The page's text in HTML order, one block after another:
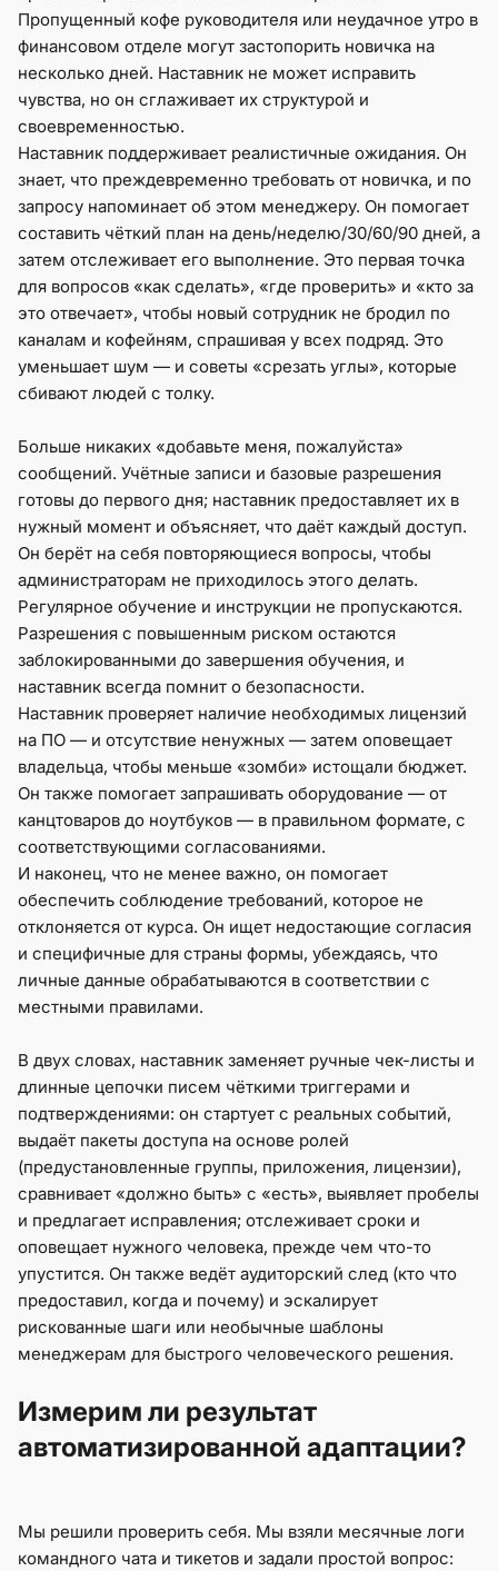
Пропущенный кофе руководителя или неудачное утро в
финансовом отделе могут застопорить новичка на
несколько дней. Наставник не может исправить
чувства, но он сглаживает их структурой и
своевременностью.
Наставник поддерживает реалистичные ожидания. Он
знает, что преждевременно требовать от новичка, и по
запросу напоминает об этом менеджеру. Он помогает
составить чёткий план на день/неделю/30/60/90 дней, а
затем отслеживает его выполнение. Это первая точка
для вопросов «как сделать», «где проверить» и «кто за
это отвечает», чтобы новый сотрудник не бродил по
каналам и кофейням, спрашивая у всех подряд. Это
уменьшает шум — и советы «срезать углы», которые
сбивают людей с толку.
Больше никаких «добавьте меня, пожалуйста»
сообщений. Учётные записи и базовые разрешения
готовы до первого дня; наставник предоставляет их в
нужный момент и объясняет, что даёт каждый доступ.
Он берёт на себя повторяющиеся вопросы, чтобы
администраторам не приходилось этого делать.
Регулярное обучение и инструкции не пропускаются.
Разрешения с повышенным риском остаются
заблокированными до завершения обучения, и
наставник всегда помнит о безопасности.
Наставник проверяет наличие необходимых лицензий
на ПО — и отсутствие ненужных — затем оповещает
владельца, чтобы меньше «зомби» истощали бюджет.
Он также помогает запрашивать оборудование — от
канцтоваров до ноутбуков — в правильном формате, с
соответствующими согласованиями.
И наконец, что не менее важно, он помогает
обеспечить соблюдение требований, которое не
отклоняется от курса. Он ищет недостающие согласия
и специфичные для страны формы, убеждаясь, что
личные данные обрабатываются в соответствии с
местными правилами.
В двух словах, наставник заменяет ручные чек-листы и
длинные цепочки писем чёткими триггерами и
подтверждениями: он стартует с реальных событий,
выдаёт пакеты доступа на основе ролей
(предустановленные группы, приложения, лицензии),
сравнивает «должно быть» с «есть», выявляет пробелы
и предлагает исправления; отслеживает сроки и
оповещает нужного человека, прежде чем что-то
упустится. Он также ведёт аудиторский след (кто что
предоставил, когда и почему) и эскалирует
рискованные шаги или необычные шаблоны
менеджерам для быстрого человеческого решения.
Измерим ли результат
автоматизированной адаптации?
Мы решили проверить себя. Мы взяли месячные логи
командного чата и тикетов и задали простой вопрос: